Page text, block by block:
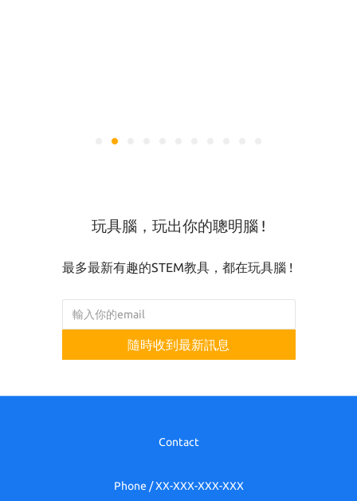
玩具腦，玩出你的聰明腦 !
最多最新有趣的STEM教具，都在玩具腦 !
隨時收到最新訊息
Contact
Phone / XX-XXX-XXX-XXX